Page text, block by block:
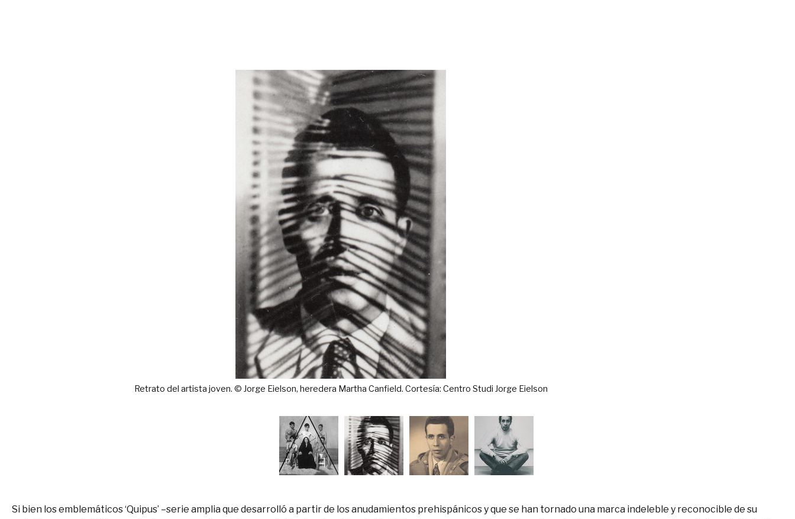
Retrato del artista joven. Fotografía © Jorge Eielson, heredera Martha Canfield. Cortesía: Centro Studi Jorge Eielson
Si bien los emblemáticos ‘Quipus’ –serie amplia que desarrolló a partir de los anudamientos prehispánicos y que se han tornado una marca indeleble y reconocible de su